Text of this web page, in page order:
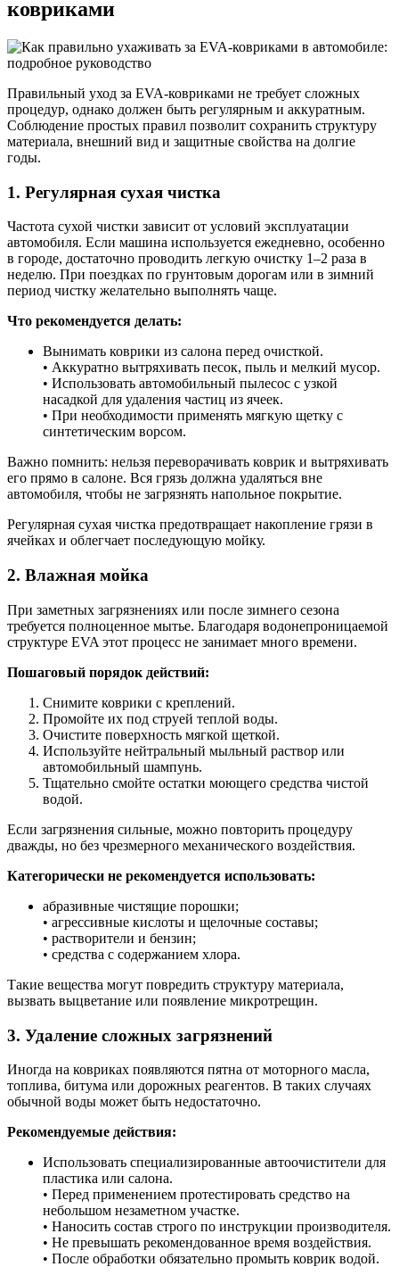
ковриками
Правильный уход за EVA-ковриками не требует сложных
процедур, однако должен быть регулярным и аккуратным.
Соблюдение простых правил позволит сохранить структуру
материала, внешний вид и защитные свойства на долгие
годы.
1. Регулярная сухая чистка
Частота сухой чистки зависит от условий эксплуатации
автомобиля. Если машина используется ежедневно, особенно
в городе, достаточно проводить легкую очистку 1–2 раза в
неделю. При поездках по грунтовым дорогам или в зимний
период чистку желательно выполнять чаще.
Что рекомендуется делать:
Вынимать коврики из салона перед очисткой.
• Аккуратно вытряхивать песок, пыль и мелкий мусор.
• Использовать автомобильный пылесос с узкой
насадкой для удаления частиц из ячеек.
• При необходимости применять мягкую щетку с
синтетическим ворсом.
Важно помнить: нельзя переворачивать коврик и вытряхивать
его прямо в салоне. Вся грязь должна удаляться вне
автомобиля, чтобы не загрязнять напольное покрытие.
Регулярная сухая чистка предотвращает накопление грязи в
ячейках и облегчает последующую мойку.
2. Влажная мойка
При заметных загрязнениях или после зимнего сезона
требуется полноценное мытье. Благодаря водонепроницаемой
структуре EVA этот процесс не занимает много времени.
Пошаговый порядок действий:
Снимите коврики с креплений.
Промойте их под струей теплой воды.
Очистите поверхность мягкой щеткой.
Используйте нейтральный мыльный раствор или
автомобильный шампунь.
Тщательно смойте остатки моющего средства чистой
водой.
Если загрязнения сильные, можно повторить процедуру
дважды, но без чрезмерного механического воздействия.
Категорически не рекомендуется использовать:
абразивные чистящие порошки;
• агрессивные кислоты и щелочные составы;
• растворители и бензин;
• средства с содержанием хлора.
Такие вещества могут повредить структуру материала,
вызвать выцветание или появление микротрещин.
3. Удаление сложных загрязнений
Иногда на ковриках появляются пятна от моторного масла,
топлива, битума или дорожных реагентов. В таких случаях
обычной воды может быть недостаточно.
Рекомендуемые действия:
Использовать специализированные автоочистители для
пластика или салона.
• Перед применением протестировать средство на
небольшом незаметном участке.
• Наносить состав строго по инструкции производителя.
• Не превышать рекомендованное время воздействия.
• После обработки обязательно промыть коврик водой.